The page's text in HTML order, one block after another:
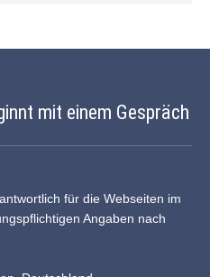
mit einem Gespräch
für die Webseiten im
Angaben nach